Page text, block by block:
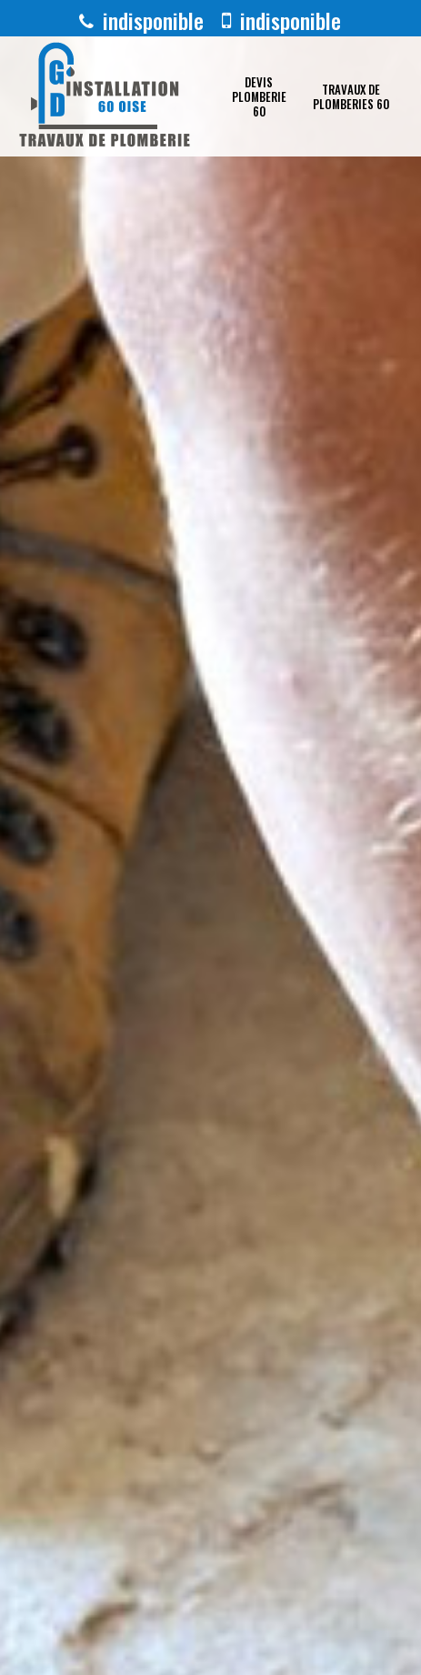
indisponible indisponible
DEVIS
PLOMBERIE
60
TRAVAUX DE
PLOMBERIES 60